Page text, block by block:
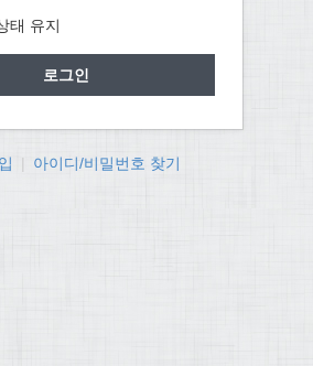
태 유지
아이디/비밀번호 찾기